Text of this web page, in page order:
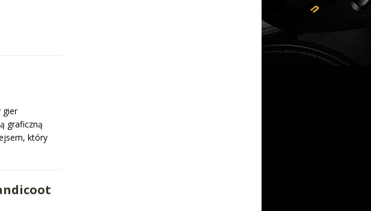
gier
graficzną
który